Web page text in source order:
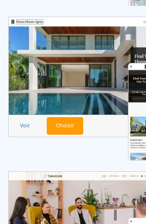
Voir Choisir